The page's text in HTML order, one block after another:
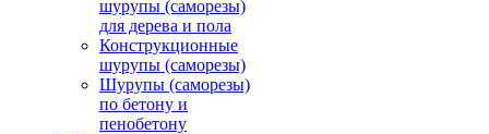
шурупы (саморезы)
для дерева и пола
Конструкционные
шурупы (саморезы)
Шурупы (саморезы)
по бетону и
пенобетону